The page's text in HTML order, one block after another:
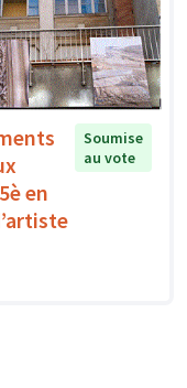
en
Soumise
au vote